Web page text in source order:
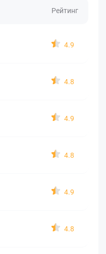
Рейтинг
4.9
4.8
4.9
4.8
4.9
4.8